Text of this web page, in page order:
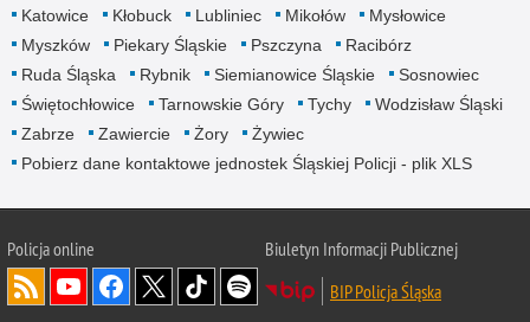
Katowice
Kłobuck Lubliniec Mikołów
Mysłowice
Myszków
Piekary Śląskie Pszczyna
Racibórz
Ruda Śląska
Rybnik Siemianowice Śląskie
Sosnowiec
Świętochłowice
Tarnowskie Góry Tychy
Wodzisław Śląski
Zabrze
Zawiercie Żory
Żywiec
Pobierz dane kontaktowe jednostek Śląskiej Policji - plik XLS
Policja online
Biuletyn Informacji Publicznej
BIP Policja Śląska